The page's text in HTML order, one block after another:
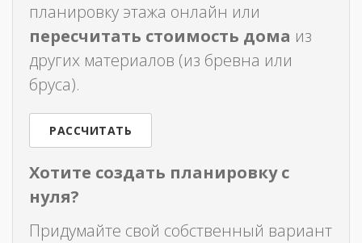
планировку этажа онлайн или
пересчитать стоимость дома из
других материалов (из бревна или
бруса).
РАССЧИТАТЬ
Хотите создать планировку с
нуля?
Придумайте свой собственный вариант